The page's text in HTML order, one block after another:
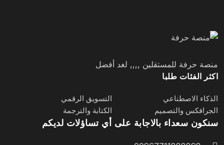
منصة حرفة للمستقلين ,,,, لغد أفضل
اكثر الفئات طلبا
الذكاء الاصطناعي
التسويق الرقمي
الجرافكس والتصميم
الكتابة والترجمة
سنكون سعداء بالاجابة على أي تساؤلات لديكم